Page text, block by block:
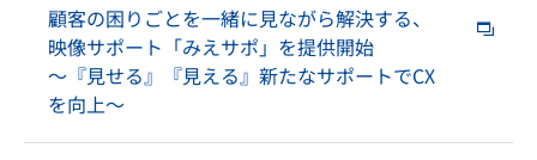
顧客の困りごとを一緒に見ながら解決する、
映像サポート「みえサポ」を提供開始
～『見せる』『見える』新たなサポートでCX
を向上～